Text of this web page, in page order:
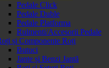
Pedale Click
Pedale Duble
Pedale Platforma
Rulmenti/Accesorii Pedale
și Componente Roți
Butuci
Jante și Benzi Jantă